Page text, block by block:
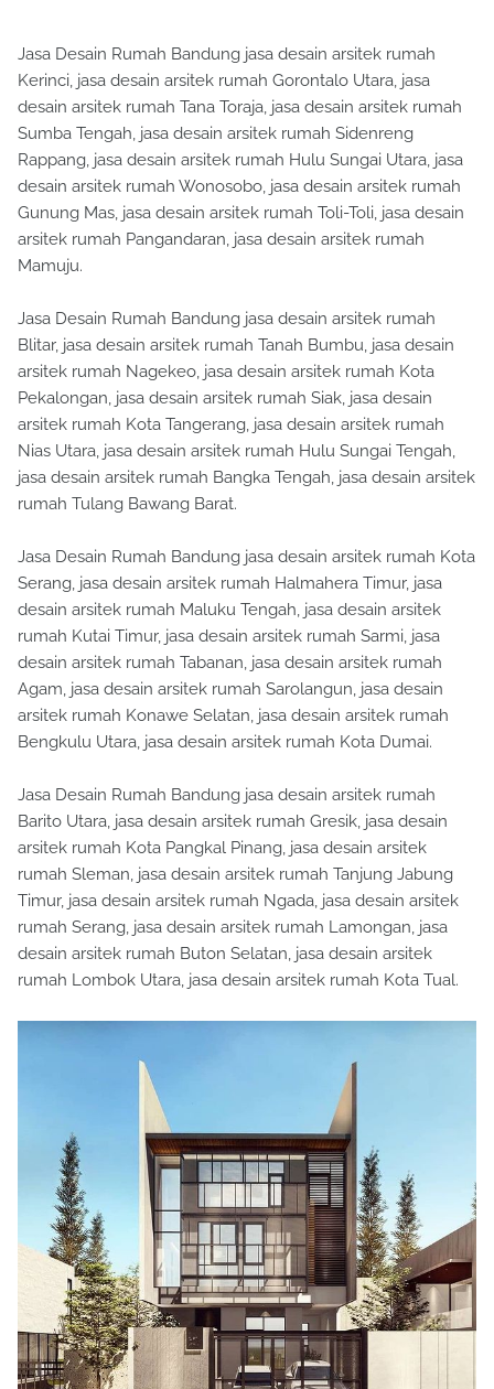
Jasa Desain Rumah Bandung jasa desain arsitek rumah
Kerinci, jasa desain arsitek rumah Gorontalo Utara, jasa
desain arsitek rumah Tana Toraja, jasa desain arsitek rumah
Sumba Tengah, jasa desain arsitek rumah Sidenreng
Rappang, jasa desain arsitek rumah Hulu Sungai Utara, jasa
desain arsitek rumah Wonosobo, jasa desain arsitek rumah
Gunung Mas, jasa desain arsitek rumah Toli-Toli, jasa desain
arsitek rumah Pangandaran, jasa desain arsitek rumah
Mamuju.
Jasa Desain Rumah Bandung jasa desain arsitek rumah
Blitar, jasa desain arsitek rumah Tanah Bumbu, jasa desain
arsitek rumah Nagekeo, jasa desain arsitek rumah Kota
Pekalongan, jasa desain arsitek rumah Siak, jasa desain
arsitek rumah Kota Tangerang, jasa desain arsitek rumah
Nias Utara, jasa desain arsitek rumah Hulu Sungai Tengah,
jasa desain arsitek rumah Bangka Tengah, jasa desain arsitek
rumah Tulang Bawang Barat.
Jasa Desain Rumah Bandung jasa desain arsitek rumah Kota
Serang, jasa desain arsitek rumah Halmahera Timur, jasa
desain arsitek rumah Maluku Tengah, jasa desain arsitek
rumah Kutai Timur, jasa desain arsitek rumah Sarmi, jasa
desain arsitek rumah Tabanan, jasa desain arsitek rumah
Agam, jasa desain arsitek rumah Sarolangun, jasa desain
arsitek rumah Konawe Selatan, jasa desain arsitek rumah
Bengkulu Utara, jasa desain arsitek rumah Kota Dumai.
Jasa Desain Rumah Bandung jasa desain arsitek rumah
Barito Utara, jasa desain arsitek rumah Gresik, jasa desain
arsitek rumah Kota Pangkal Pinang, jasa desain arsitek
rumah Sleman, jasa desain arsitek rumah Tanjung Jabung
Timur, jasa desain arsitek rumah Ngada, jasa desain arsitek
rumah Serang, jasa desain arsitek rumah Lamongan, jasa
desain arsitek rumah Buton Selatan, jasa desain arsitek
rumah Lombok Utara, jasa desain arsitek rumah Kota Tual.